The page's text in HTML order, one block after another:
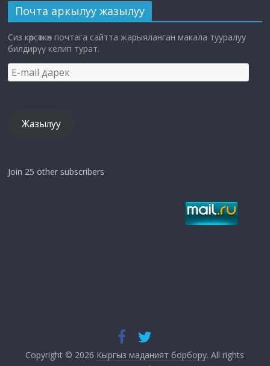
Почта аркылуу жазылуу
Сиз көрсөткөн почтага сайтта жарыяланган макала тууралуу
билдирүү келип турат.
E-
mail
Жазылуу
Join 25 other subscribers
Copyright © 2026 Кыргыз маданият борбору. All rights